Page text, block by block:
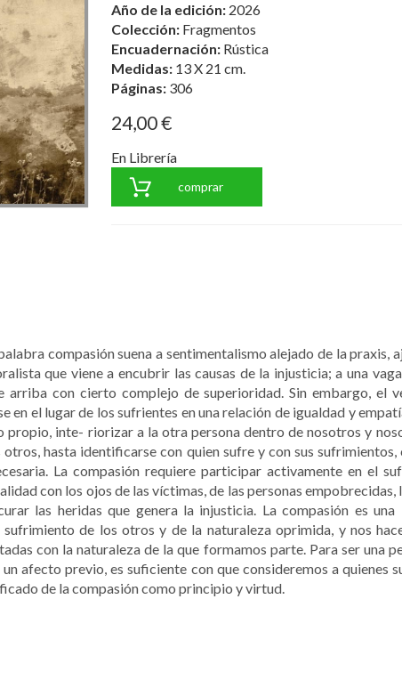
Año de la edición: 2026
Colección: Fragmentos
Encuadernación: Rústica
Medidas: 13 X 21 cm.
Páginas: 306
24,00 €
En Librería
comprar
compasión suena a sentimentalismo alejado de la praxis,
que viene a encubrir las causas de la injusticia; a una
arriba con cierto complejo de superioridad. Sin embargo, el
en el lugar de los sufrientes en una relación de igualdad y
propio, inte- riorizar a la otra persona dentro de nosotros y
hasta identificarse con quien sufre y con sus
La compasión requiere participar activamente en el
con los ojos de las víctimas, de las personas empobrecidas,
las heridas que genera la injusticia. La compasión es una
sufrimiento de los otros y de la naturaleza oprimida, y nos
con la naturaleza de la que formamos parte. Para ser una
afecto previo, es suficiente con que consideremos a quienes
de la compasión como principio y virtud.